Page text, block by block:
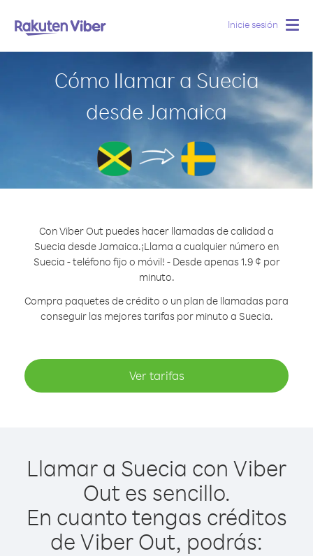
Inicie sesión
Cómo llamar a Suecia
desde Jamaica
Con Viber Out puedes hacer llamadas de calidad a
Suecia desde Jamaica.¡Llama a cualquier número en
Suecia - teléfono fijo o móvil! - Desde apenas 1.9 ¢ por
minuto.
Compra paquetes de crédito o un plan de llamadas para
conseguir las mejores tarifas por minuto a Suecia.
Ver tarifas
Llamar a Suecia con Viber
Out es sencillo.
En cuanto tengas créditos
de Viber Out, podrás: